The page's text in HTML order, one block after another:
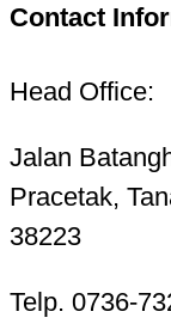
Contact
Head Office:
Jalan
Pracetak,
38223
Telp. 0736-